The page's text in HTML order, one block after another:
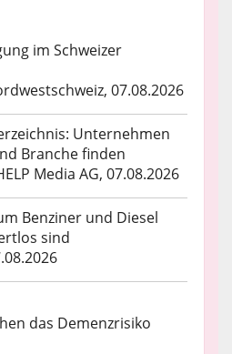
im Schweizer
07.08.2026
Unternehmen
Branche finden
Media AG, 07.08.2026
Benziner und Diesel
sind
das Demenzrisiko